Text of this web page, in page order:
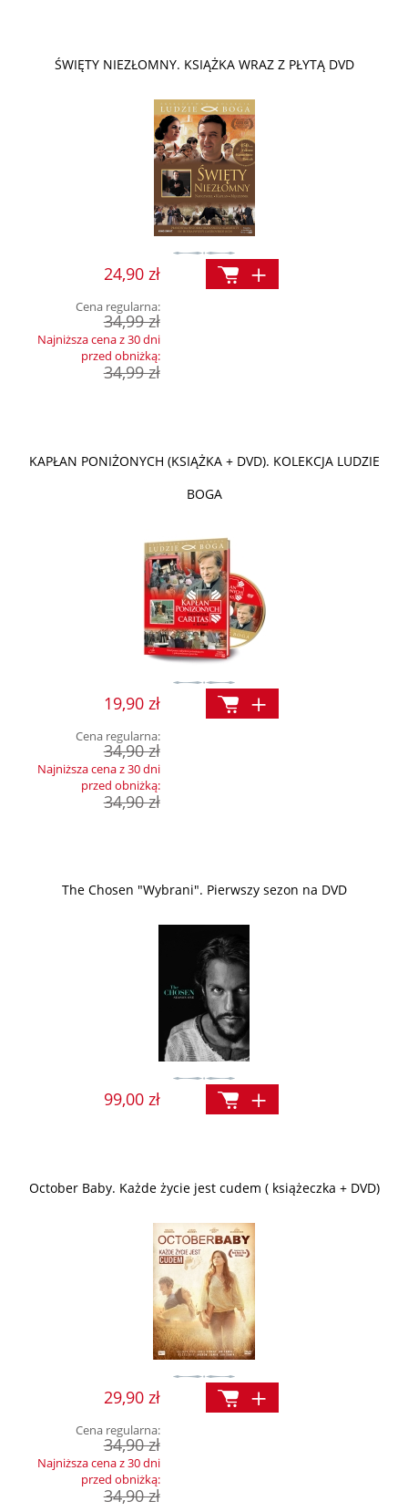
ŚWIĘTY NIEZŁOMNY. KSIĄŻKA WRAZ Z PŁYTĄ DVD
24,90 zł
Cena regularna:
34,99 zł
Najniższa cena z 30 dni
przed obniżką:
34,99 zł
KAPŁAN PONIŻONYCH (KSIĄŻKA + DVD). KOLEKCJA LUDZIE
BOGA
19,90 zł
Cena regularna:
34,90 zł
Najniższa cena z 30 dni
przed obniżką:
34,90 zł
The Chosen "Wybrani". Pierwszy sezon na DVD
99,00 zł
October Baby. Każde życie jest cudem ( książeczka + DVD)
29,90 zł
Cena regularna:
34,90 zł
Najniższa cena z 30 dni
przed obniżką:
34,90 zł